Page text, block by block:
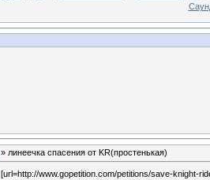
» линеечка спасения от KR(простенькая)
[url=http://www.gopetition.com/petitions/save-knight-